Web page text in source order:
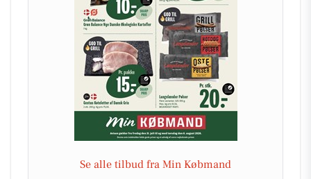
Se alle tilbud fra Min Købmand